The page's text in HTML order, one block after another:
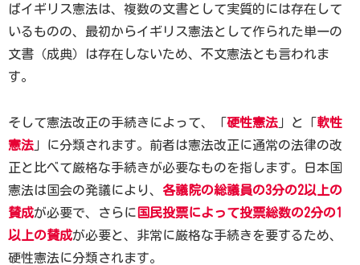
ばイギリス憲法は、複数の文書として実質的には存在して
いるものの、最初からイギリス憲法として作られた単一の
文書（成典）は存在しないため、不文憲法とも言われま
す。
そして憲法改正の手続きによって、「硬性憲法 」と「軟性
憲法 」に分類されます。前者は憲法改正に通常の法律の改
正と比べて厳格な手続きが必要なものを指します。日本国
憲法は国会の発議により、 各議院の総議員の3分の2以上の
賛成が必要で、さらに 国民投票によって投票総数の2分の1
以上の賛成が必要と、非常に厳格な手続きを要するため、
硬性憲法に分類されます。